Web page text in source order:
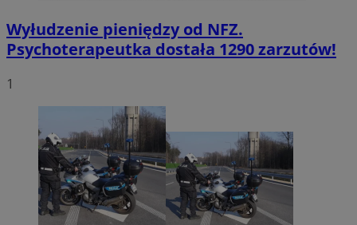
Wyłudzenie pieniędzy od NFZ.
Psychoterapeutka dostała 1290 zarzutów!
1